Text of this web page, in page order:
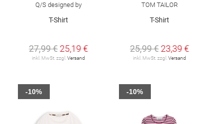
Q/S designed by
T-Shirt
27,99 € 25,19 €
inkl. MwSt. zzgl. Versand
TOM TAILOR
T-Shirt
25,99 € 23,39 €
inkl. MwSt. zzgl. Versand
-10% -10%